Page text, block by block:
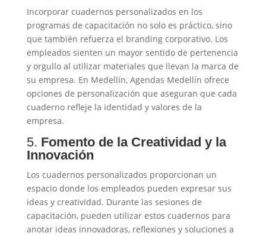
Incorporar cuadernos personalizados en los
programas de capacitación no solo es práctico, sino
que también refuerza el branding corporativo. Los
empleados sienten un mayor sentido de pertenencia
y orgullo al utilizar materiales que llevan la marca de
su empresa. En Medellín, Agendas Medellín ofrece
opciones de personalización que aseguran que cada
cuaderno refleje la identidad y valores de la
empresa.
5. Fomento de la Creatividad y la
Innovación
Los cuadernos personalizados proporcionan un
espacio donde los empleados pueden expresar sus
ideas y creatividad. Durante las sesiones de
capacitación, pueden utilizar estos cuadernos para
anotar ideas innovadoras, reflexiones y soluciones a